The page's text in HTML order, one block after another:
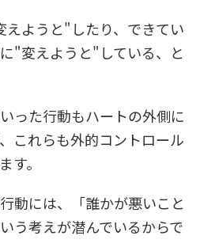
ようと"したり、できてい
"変えようと"している、と
った行動もハートの外側に
これらも外的コントロール
す。
動には、「誰かが悪いこと
う考えが潜んでいるからで